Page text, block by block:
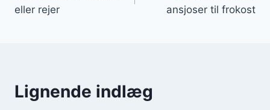
eller rejer
ansjoser til frokost
Lignende indlæg